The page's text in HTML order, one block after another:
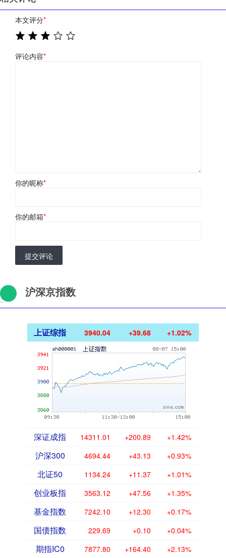
本文评分*
评论内容*
你的昵称*
你的邮箱*
提交评论
沪深京指数
上证综指 3940.04 +39.68 +1.02%
深证成指 14311.01 +200.89 +1.42%
沪深300 4694.44 +43.13 +0.93%
北证50 1134.24 +11.37 +1.01%
创业板指 3563.12 +47.56 +1.35%
基金指数 7242.10 +12.30 +0.17%
国债指数 229.69 +0.10 +0.04%
期指IC0 7877.80 +164.40 +2.13%